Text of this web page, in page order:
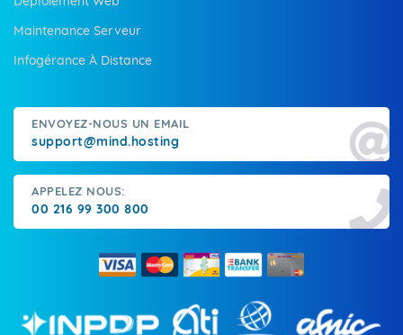
Maintenance Serveur
Infogérance À Distance
ENVOYEZ-NOUS UN EMAIL
support@mind.hosting
APPELEZ NOUS:
00 216 99 300 800